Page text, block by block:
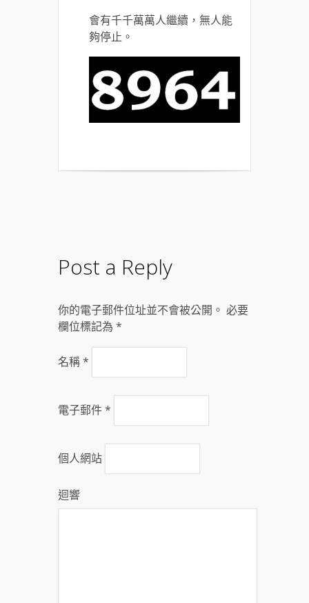
會有千千萬萬人繼續，無人能
夠停止。
Post a Reply
你的電子郵件位址並不會被公開。 必要
欄位標記為 *
名稱*
電子郵件*
個人網站
迴響